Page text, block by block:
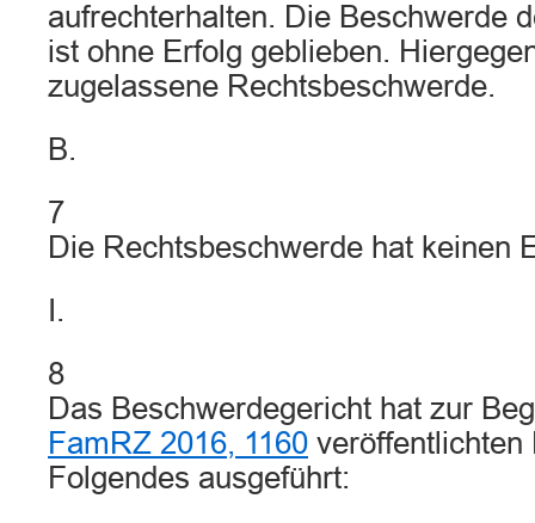
aufrechterhalten. Die Beschwerde
ist ohne Erfolg geblieben.
zugelassene Rechtsbeschwerde.
B.
7
Die Rechtsbeschwerde hat keinen
I.
8
Das Beschwerdegericht hat zur
FamRZ 2016, 1160 veröffentlichten
Folgendes ausgeführt: